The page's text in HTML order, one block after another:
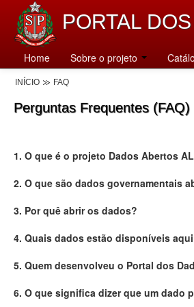
PORTAL
Home Sobre o projeto
INÍCIO FAQ
Perguntas Frequentes (FAQ)
1. O que é o projeto Dados Abertos
2. O que são dados governamentais
3. Por quê abrir os dados?
4. Quais dados estão disponíveis
5. Quem desenvolveu o Portal dos
6. O que significa dizer que um dado